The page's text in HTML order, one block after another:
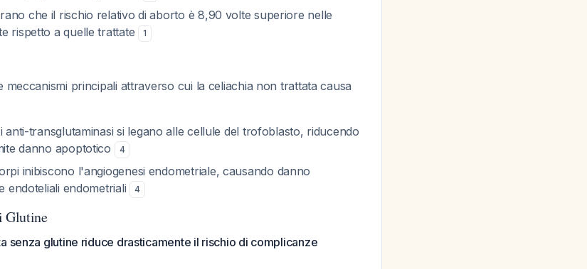
che il rischio relativo di aborto è 8,90 volte superiore nelle
rispetto a quelle trattate
1
meccanismi principali attraverso cui la celiachia non trattata causa
anti-transglutaminasi si legano alle cellule del trofoblasto, riducendo
danno apoptotico
4
inibiscono l'angiogenesi endometriale, causando danno
endoteliali endometriali
4
Glutine
senza glutine riduce drasticamente il rischio di complicanze